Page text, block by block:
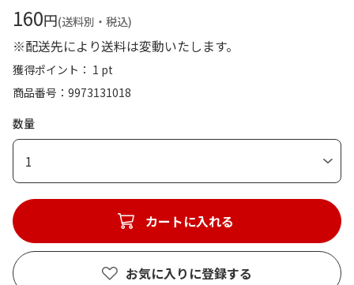
160円(送料別・税込)
※配送先により送料は変動いたします。
獲得ポイント： 1 pt
商品番号
9973131018
数量
1
カートに入れる
お気に入りに登録する